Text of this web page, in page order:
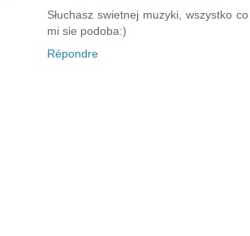
Słuchasz swietnej muzyki, wszystko
mi sie podoba:)
Répondre